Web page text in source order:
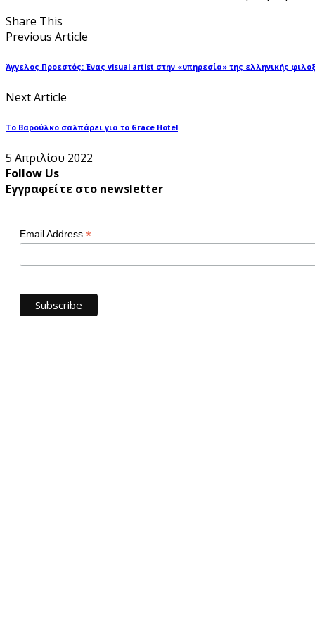
Share This
Previous Article
Άγγελος Προεστός: Ένας visual artist στην «υπηρεσία» της ελληνικής
Next Article
Το Βαρούλκο σαλπάρει για το Grace Hotel
5 Απριλίου 2022
Follow Us
Εγγραφείτε στο newsletter
Email Address *